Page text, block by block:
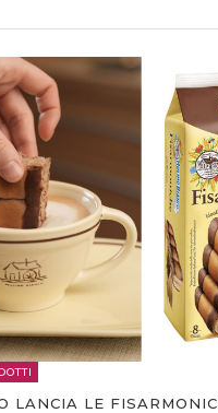
LANCIA LE